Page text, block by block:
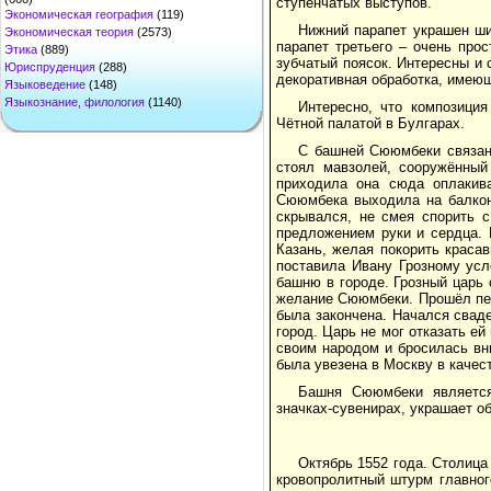
Экономическая география (119)
Экономическая теория (2573)
Этика (889)
Юриспруденция (288)
Языковедение (148)
Языкознание, филология (1140)
Нижний парапет украшен
парапет третьего – очень
зубчатый поясок. Интересны
декоративная обработка,
Интересно, что
Чётной палатой в Булгарах.
С башней Сююмбеки
стоял мавзолей,
приходила она сюда
Сююмбека выходила на
скрывался, не смея спорить
предложением руки и сердца.
Казань, желая покорить
поставила Ивану Грозному
башню в городе. Грозный царь
желание Сююмбеки. Прошёл
была закончена. Начался
город. Царь не мог отказать
своим народом и бросилась
была увезена в Москву в
Башня Сююмбеки
значках-сувенирах, украшает
Октябрь 1552 года.
кровопролитный штурм